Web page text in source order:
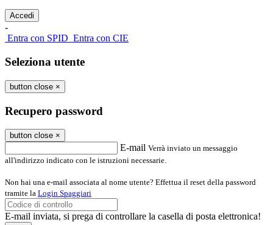
-
Entra con SPID Entra con CIE
Seleziona utente
button close ×
Recupero password
button close ×
E-mail Verrà inviato un messaggio
all'indirizzo indicato con le istruzioni necessarie.
Non hai una e-mail associata al nome utente? Effettua il reset della password
tramite la Login Spaggiari
E-mail inviata, si prega di controllare la casella di posta elettronica!